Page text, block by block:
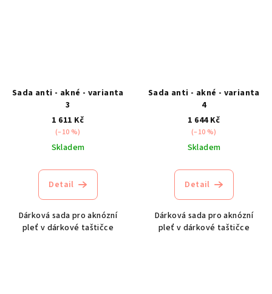
Sada anti - akné - varianta
3
1 611 Kč
(–10 %)
Skladem
Detail
Dárková sada pro aknózní
pleť v dárkové taštičce
Sada anti - akné - varianta
4
1 644 Kč
(–10 %)
Skladem
Detail
Dárková sada pro aknózní
pleť v dárkové taštičce